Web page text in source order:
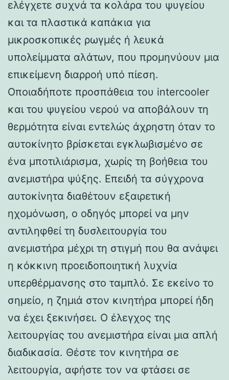
ελέγχετε συχνά τα κολάρα του ψυγείου
και τα πλαστικά καπάκια για
μικροσκοπικές ρωγμές ή λευκά
υπολείμματα αλάτων, που προμηνύουν μια
επικείμενη διαρροή υπό πίεση.
Οποιαδήποτε προσπάθεια του intercooler
και του ψυγείου νερού να αποβάλουν τη
θερμότητα είναι εντελώς άχρηστη όταν το
αυτοκίνητο βρίσκεται εγκλωβισμένο σε
ένα μποτιλιάρισμα, χωρίς τη βοήθεια του
ανεμιστήρα ψύξης. Επειδή τα σύγχρονα
αυτοκίνητα διαθέτουν εξαιρετική
ηχομόνωση, ο οδηγός μπορεί να μην
αντιληφθεί τη δυσλειτουργία του
ανεμιστήρα μέχρι τη στιγμή που θα ανάψει
η κόκκινη προειδοποιητική λυχνία
υπερθέρμανσης στο ταμπλό. Σε εκείνο το
σημείο, η ζημιά στον κινητήρα μπορεί ήδη
να έχει ξεκινήσει. Ο έλεγχος της
λειτουργίας του ανεμιστήρα είναι μια απλή
διαδικασία. Θέστε τον κινητήρα σε
λειτουργία, αφήστε τον να φτάσει σε